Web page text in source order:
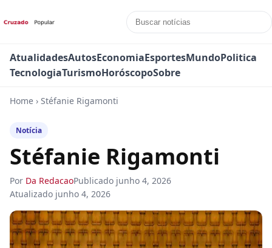
AtualidadesAutosEconomiaEsportesMundoPolitica
TecnologiaTurismoHoróscopoSobre
Home › Stéfanie Rigamonti
Notícia
Stéfanie Rigamonti
Por Da RedacaoPublicado junho 4, 2026
Atualizado junho 4, 2026